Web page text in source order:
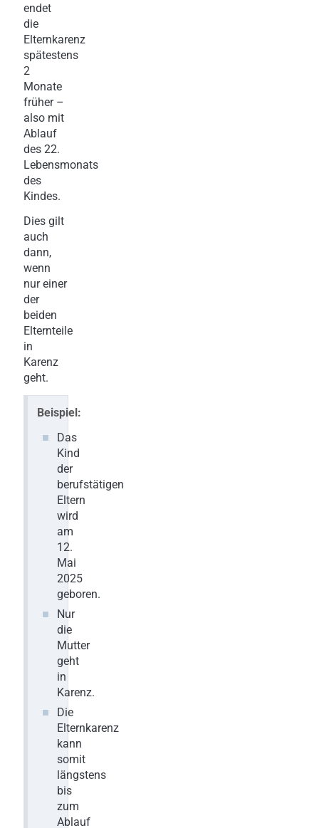
endet
die
Elternkarenz
spätestens
2
Monate
früher –
also mit
Ablauf
des 22.
Lebensmonats
des
Kindes.
Dies gilt
auch
dann,
wenn
nur einer
der
beiden
Elternteile
in
Karenz
geht.
Beispiel:
Das
Kind
der
berufstätigen
Eltern
wird
am
12.
Mai
2025
geboren.
Nur
die
Mutter
geht
in
Karenz.
Die
Elternkarenz
kann
somit
längstens
bis
zum
Ablauf